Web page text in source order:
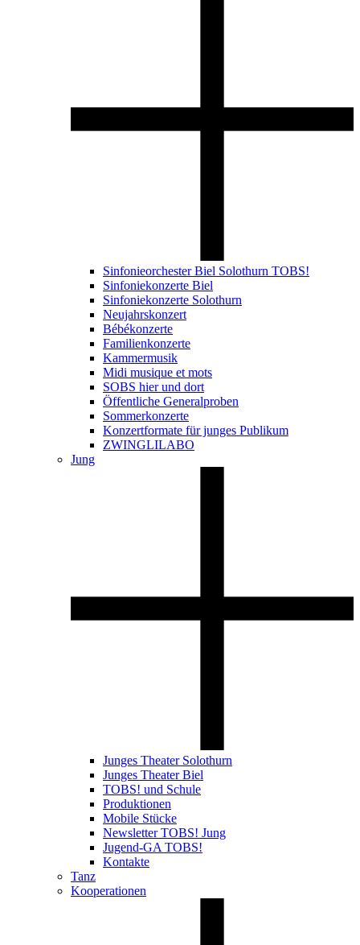
Sinfonieorchester Biel Solothurn TOBS!
Sinfoniekonzerte Biel
Sinfoniekonzerte Solothurn
Neujahrskonzert
Bébékonzerte
Familienkonzerte
Kammermusik
Midi musique et mots
SOBS hier und dort
Öffentliche Generalproben
Sommerkonzerte
Konzertformate für junges Publikum
ZWINGLILABO
Jung
Junges Theater Solothurn
Junges Theater Biel
TOBS! und Schule
Produktionen
Mobile Stücke
Newsletter TOBS! Jung
Jugend-GA TOBS!
Kontakte
Tanz
Kooperationen